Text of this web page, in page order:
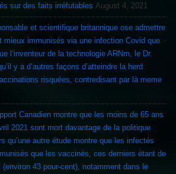
sur des faits irréfutables August 4, 2021
et scientifique britannique ose admettre
mieux immunisés via une infection Covid que
l’inventeur de la technologie ARNm, le Dr.
y a d’autres façons d’atteindre la herd
risquées, contredisant par là meme
Canadien montre que les moins de 65 ans
2021 sont mort davantage de la politique
qu’une autre étude montre que les infectés
que les vaccinés, ces derniers étant de
43 pour-cent), notamment dans le